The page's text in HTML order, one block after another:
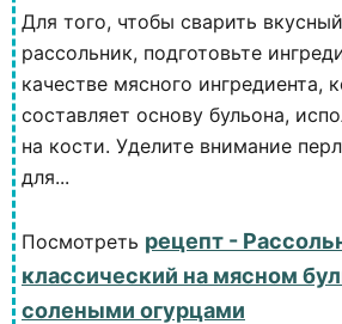
Для того, чтобы сварить
рассольник, подготовьте
качестве мясного ингредиента,
составляет основу бульона,
на кости. Уделите внимание
для...
Посмотреть рецепт -
классический на мясном
солеными огурцами